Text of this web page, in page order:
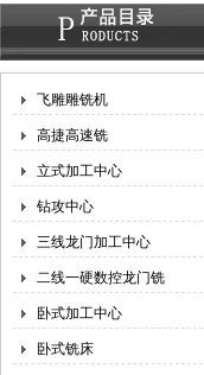
飞雕雕铣机
高捷高速铣
立式加工中心
钻攻中心
三线龙门加工中心
二线一硬数控龙门铣
卧式加工中心
卧式铣床